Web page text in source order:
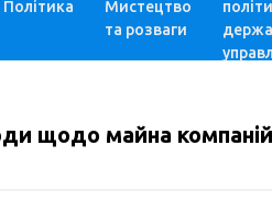
Політика
Мистецтво
та розваги
щодо майна